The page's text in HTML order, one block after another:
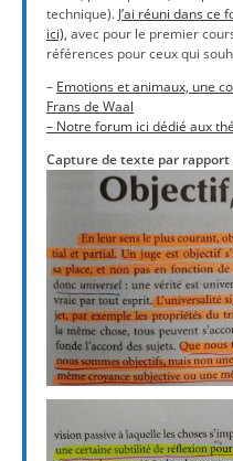
technique). J’ai réuni dans
ici), avec pour le premier
références pour ceux qui
– Emotions et animaux, une
Frans de Waal
– Notre forum ici dédié aux
Capture de texte par rapport